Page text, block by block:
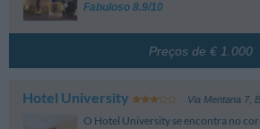
Fabuloso 8.9/10
Preços de € 1.000
Hotel University Via Mentana 7,
O Hotel University se encontra no